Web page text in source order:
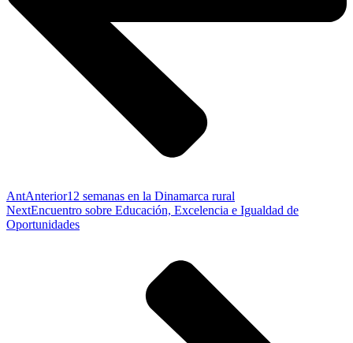
AntAnterior12 semanas en la Dinamarca rural
NextEncuentro sobre Educación, Excelencia e Igualdad de
Oportunidades